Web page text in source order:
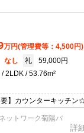
万円(管理費等：4,500円)
なし 礼
59,000円
2LDK 53.76m²
要】カウンターキッチ
ロック☆ 追炊き機能☆
ットワーク菊陽バ
詳